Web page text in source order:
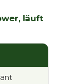
läuft